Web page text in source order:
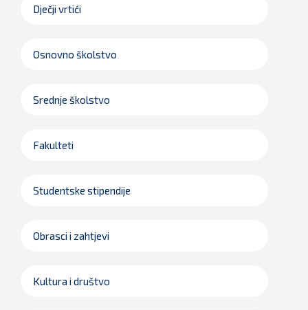
Dječji vrtići
Osnovno školstvo
Srednje školstvo
Fakulteti
Studentske stipendije
Obrasci i zahtjevi
Kultura i društvo